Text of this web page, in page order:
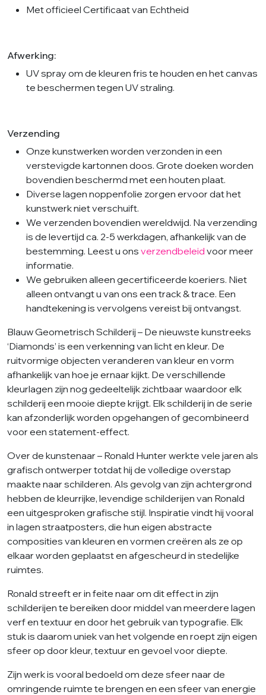
Met officieel Certificaat van Echtheid
Afwerking:
UV spray om de kleuren fris te houden en het canvas
te beschermen tegen UV straling.
Verzending
Onze kunstwerken worden verzonden in een
verstevigde kartonnen doos. Grote doeken worden
bovendien beschermd met een houten plaat.
Diverse lagen noppenfolie zorgen ervoor dat het
kunstwerk niet verschuift.
We verzenden bovendien wereldwijd. Na verzending
is de levertijd ca. 2-5 werkdagen, afhankelijk van de
bestemming. Leest u ons verzendbeleid voor meer
informatie.
We gebruiken alleen gecertificeerde koeriers. Niet
alleen ontvangt u van ons een track & trace. Een
handtekening is vervolgens vereist bij ontvangst.
Blauw Geometrisch Schilderij – De nieuwste kunstreeks
‘Diamonds’ is een verkenning van licht en kleur. De
ruitvormige objecten veranderen van kleur en vorm
afhankelijk van hoe je ernaar kijkt. De verschillende
kleurlagen zijn nog gedeeltelijk zichtbaar waardoor elk
schilderij een mooie diepte krijgt. Elk schilderij in de serie
kan afzonderlijk worden opgehangen of gecombineerd
voor een statement-effect.
Over de kunstenaar – Ronald Hunter werkte vele jaren als
grafisch ontwerper totdat hij de volledige overstap
maakte naar schilderen. Als gevolg van zijn achtergrond
hebben de kleurrijke, levendige schilderijen van Ronald
een uitgesproken grafische stijl. Inspiratie vindt hij vooral
in lagen straatposters, die hun eigen abstracte
composities van kleuren en vormen creëren als ze op
elkaar worden geplaatst en afgescheurd in stedelijke
ruimtes.
Ronald streeft er in feite naar om dit effect in zijn
schilderijen te bereiken door middel van meerdere lagen
verf en textuur en door het gebruik van typografie. Elk
stuk is daarom uniek van het volgende en roept zijn eigen
sfeer op door kleur, textuur en gevoel voor diepte.
Zijn werk is vooral bedoeld om deze sfeer naar de
omringende ruimte te brengen en een sfeer van energie